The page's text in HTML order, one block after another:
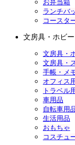
お弁当箱
ランチバ
コースタ
文房具・ホビ
文房具・
文房具・
手帳・メ
オフィス
トラベル
車用品
自転車用
生活用品
おもちゃ
コスチュ